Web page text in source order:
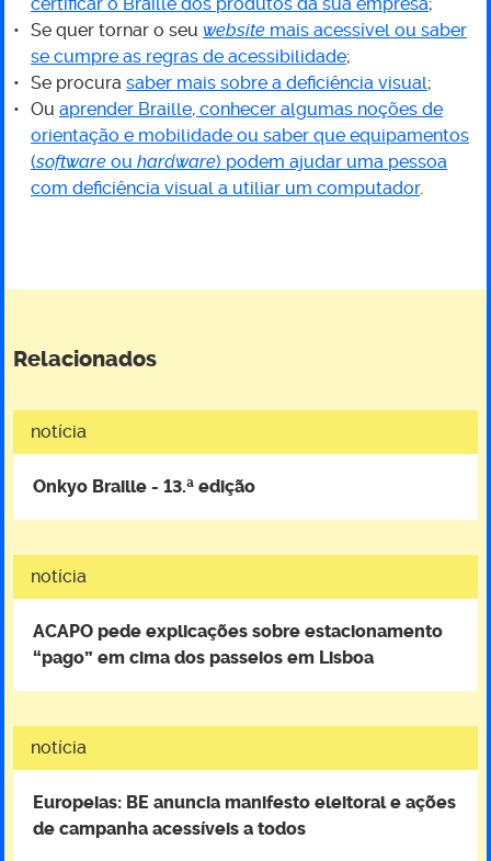
Se quer tornar o seu website mais acessível ou saber
se cumpre as regras de acessibilidade;
Se procura saber mais sobre a deficiência visual;
Ou aprender Braille, conhecer algumas noções de
orientação e mobilidade ou saber que equipamentos
(software ou hardware) podem ajudar uma pessoa
com deficiência visual a utiliar um computador.
Relacionados
notícia
Onkyo Braille - 13.ª edição
notícia
ACAPO pede explicações sobre estacionamento
“pago” em cima dos passeios em Lisboa
notícia
Europeias: BE anuncia manifesto eleitoral e ações
de campanha acessíveis a todos